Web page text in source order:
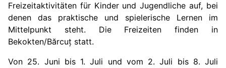
Freizeitaktivitäten für Kinder und Jugendliche auf, bei
denen das praktische und spielerische Lernen im
Mittelpunkt steht. Die Freizeiten finden in
Bekokten/Bărcuț statt.
Von 25. Juni bis 1. Juli und vom 2. Juli bis 8. Juli